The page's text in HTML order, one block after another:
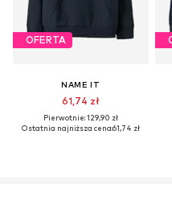
OFERTA
NAME IT
61,74 zł
Pierwotnie: 129,90 zł
Ostatnia najniższa cena:61,74 zł